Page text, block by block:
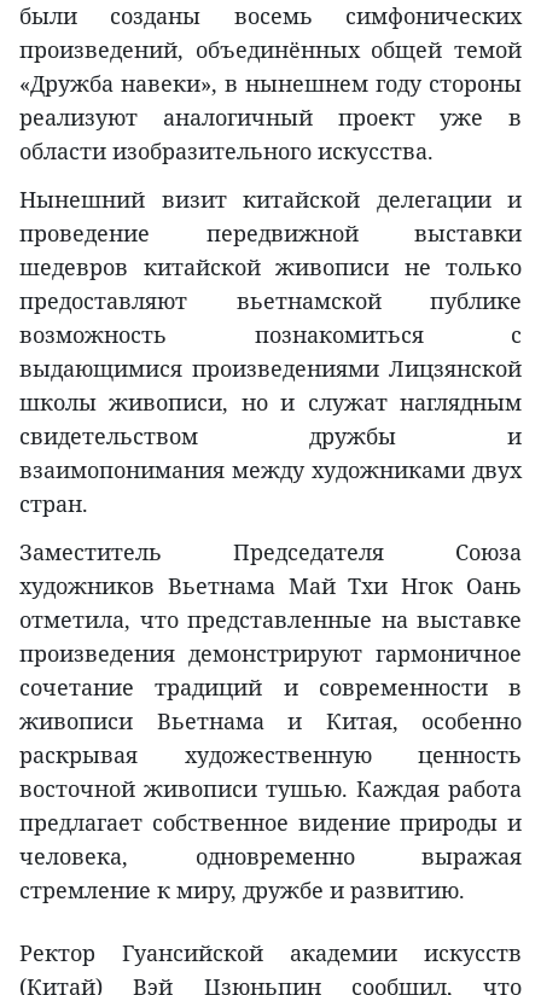
были созданы восемь симфонических
произведений, объединённых общей темой
«Дружба навеки», в нынешнем году стороны
реализуют аналогичный проект уже в
области изобразительного искусства.
Нынешний визит китайской делегации и
проведение передвижной выставки
шедевров китайской живописи не только
предоставляют вьетнамской публике
возможность познакомиться с
выдающимися произведениями Лицзянской
школы живописи, но и служат наглядным
свидетельством дружбы и
взаимопонимания между художниками двух
стран.
Заместитель Председателя Союза
художников Вьетнама Май Тхи Нгок Оань
отметила, что представленные на выставке
произведения демонстрируют гармоничное
сочетание традиций и современности в
живописи Вьетнама и Китая, особенно
раскрывая художественную ценность
восточной живописи тушью. Каждая работа
предлагает собственное видение природы и
человека, одновременно выражая
стремление к миру, дружбе и развитию.
Ректор Гуансийской академии искусств
(Китай) Вэй Цзюньпин сообщил, что